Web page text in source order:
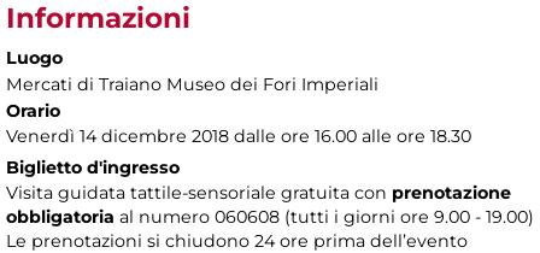
Informazioni
Luogo
Mercati di Traiano Museo dei Fori Imperiali
Orario
Venerdì 14 dicembre 2018 dalle ore 16.00 alle ore 18.30
Biglietto d'ingresso
Visita guidata tattile-sensoriale gratuita con prenotazione
obbligatoria al numero 060608 (tutti i giorni ore 9.00 - 19.00)
Le prenotazioni si chiudono 24 ore prima dell’evento